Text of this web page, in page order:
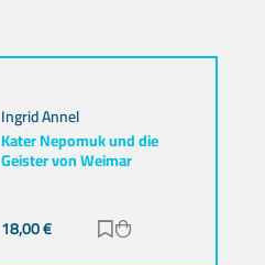
Ingrid Annel
Kater Nepomuk und die
Geister von Weimar
18,00€ Zur Merkliste